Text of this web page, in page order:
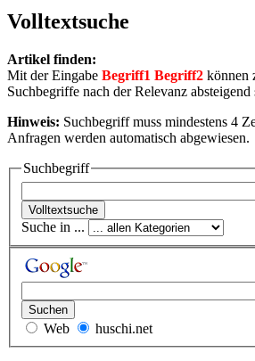
Volltextsuche
Artikel finden:
Mit der Eingabe Begriff1 Begriff2 können
Suchbegriffe nach der Relevanz absteigend
Hinweis: Suchbegriff muss mindestens 4
Anfragen werden automatisch abgewiesen.
Suchbegriff
Suche in ...
Web huschi.net